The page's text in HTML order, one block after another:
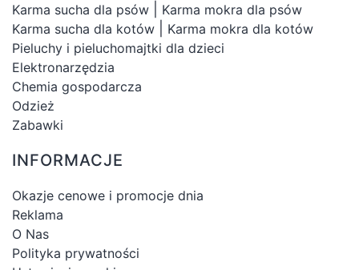
Karma sucha dla psów
Karma mokra dla psów
Karma sucha dla kotów
Karma mokra dla kotów
Pieluchy i pieluchomajtki dla dzieci
Elektronarzędzia
Chemia gospodarcza
Odzież
Zabawki
INFORMACJE
Okazje cenowe i promocje dnia
Reklama
O Nas
Polityka prywatności